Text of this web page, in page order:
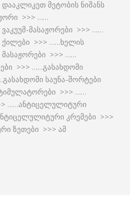
მეტობის ნიშანს
>>> ……
მასაჟორები >>> ……
>>> ……ხელის
>>> ……
>>> ……გასახდომი
საუნა-შორტები
>>> ……
……ანტიცელულიტური
კრემები >>>
ზეთები >>> ამ